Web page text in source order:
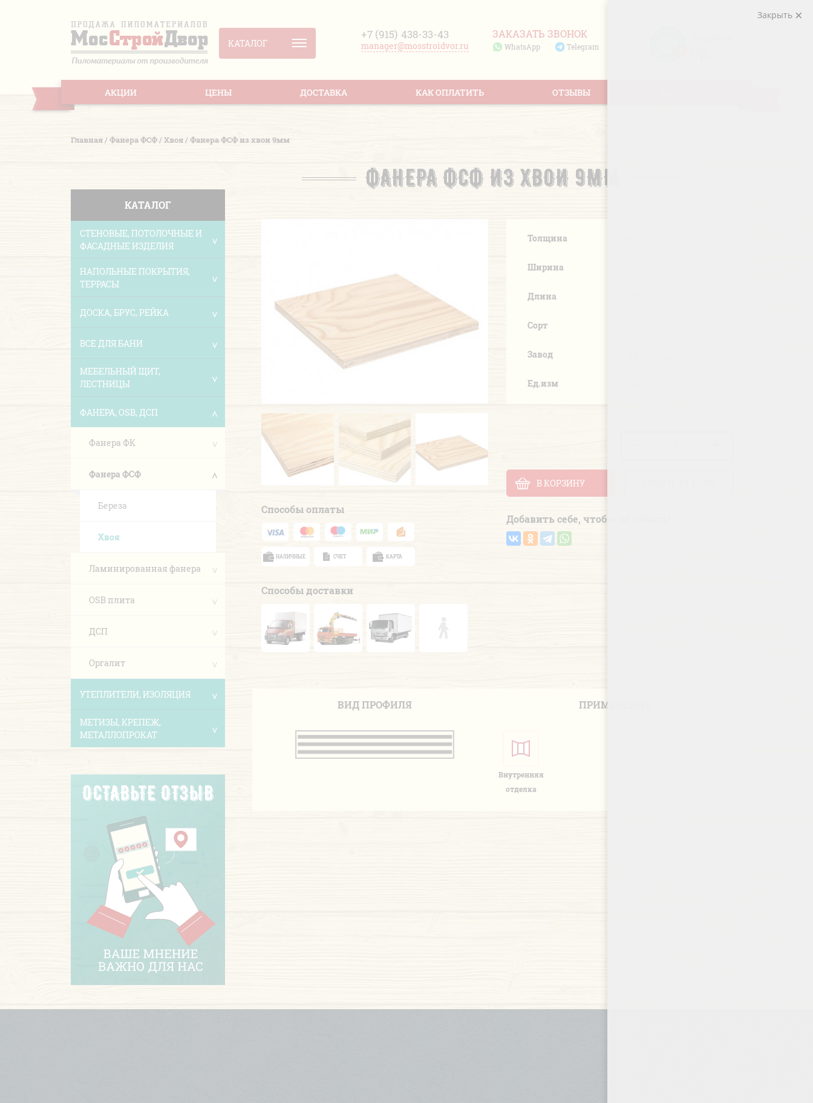
КАТАЛОГ
+7 (915) 438-33-43
manager@mosstroidvor.ru
ЗАКАЗАТЬ ЗВОНОК
WhatsApp Telegram
АКЦИИ ЦЕНЫ ДОСТАВКА КАК ОПЛАТИТЬ ОТЗЫВЫ
Главная/Фанера ФСФ/Хвоя/Фанера ФСФ из хвои 9мм
ФАНЕРА ФСФ ИЗ ХВОИ 9ММ
КАТАЛОГ
СТЕНОВЫЕ, ПОТОЛОЧНЫЕ И
ФАСАДНЫЕ ИЗДЕЛИЯ
НАПОЛЬНЫЕ ПОКРЫТИЯ,
ТЕРРАСЫ
ДОСКА, БРУС, РЕЙКА
ВСЕ ДЛЯ БАНИ
МЕБЕЛЬНЫЙ ЩИТ,
ЛЕСТНИЦЫ
ФАНЕРА, OSB, ДСП
Фанера ФК
Фанера ФСФ
Береза
Хвоя
Ламинированная фанера
OSB плита
ДСП
Оргалит
УТЕПЛИТЕЛИ, ИЗОЛЯЦИЯ
МЕТИЗЫ, КРЕПЕЖ,
МЕТАЛЛОПРОКАТ
Previous Next
Способы оплаты
НАЛИЧНЫЕ СЧЕТ КАРТА
Способы доставки
Толщина
Ширина
Длина
Сорт
Завод
Ед.изм
В КОРЗИНУ
Добавить себе, чтобы не забыть!
ВИД ПРОФИЛЯ ПРИМЕНЕНИЕ
Внутренняя
отделка
Закрыть